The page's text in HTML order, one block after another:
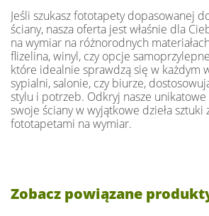
Jeśli szukasz fototapety dopasowanej
ściany, nasza oferta jest właśnie dla
na wymiar na różnorodnych
flizelina, winyl, czy opcje
które idealnie sprawdzą się w każdym
sypialni, salonie, czy biurze,
stylu i potrzeb. Odkryj nasze
swoje ściany w wyjątkowe dzieła sztuki
fototapetami na wymiar.
Zobacz powiązane